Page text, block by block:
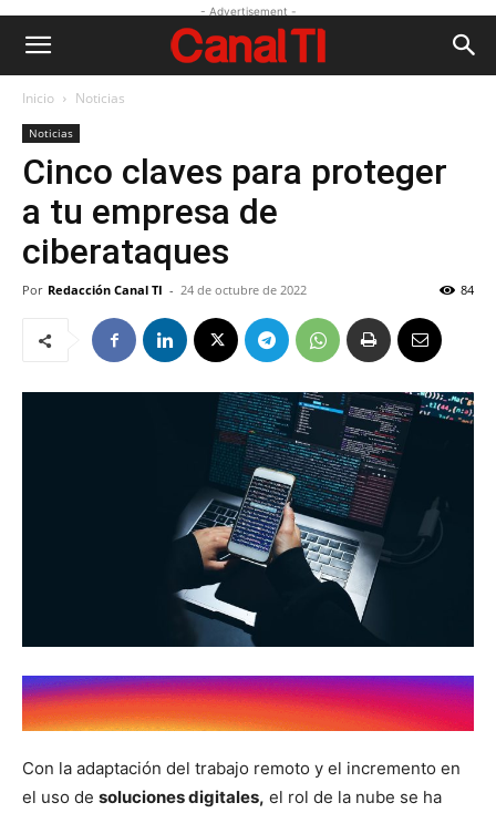
- Advertisement -
Inicio Noticias
Noticias
Cinco claves para proteger
a tu empresa de
ciberataques
Por Redacción Canal TI - 24 de octubre de 2022 84
Con la adaptación del trabajo remoto y el incremento en
el uso de soluciones digitales, el rol de la nube se ha